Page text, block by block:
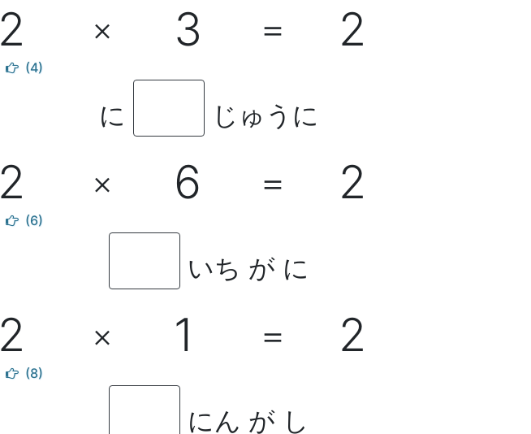
2 × 3 ＝ 2
(4)
に じゅうに
2 × 6 ＝ 2
(6)
いち が に
2 × 1 ＝ 2
(8)
にん が し